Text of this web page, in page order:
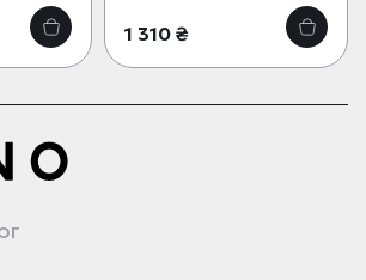
1 310 ₴